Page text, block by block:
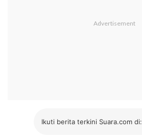
Ikuti berita terkini Suara.com di: